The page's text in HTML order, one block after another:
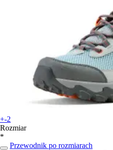
+-2
Rozmiar
*
Przewodnik po rozmiarach